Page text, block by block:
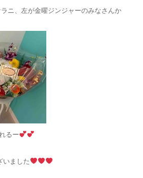
ニ、左が金曜ジンジャーのみなさんか
るー
いました